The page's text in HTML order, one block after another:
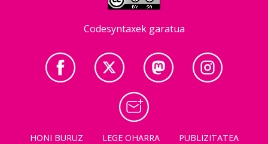
Codesyntaxek garatua
HONI BURUZ LEGE OHARRA
PUBLIZITATEA